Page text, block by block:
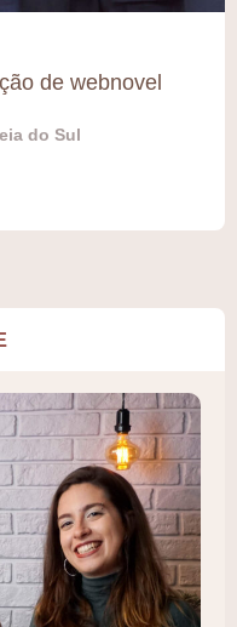
de webnovel
do Sul